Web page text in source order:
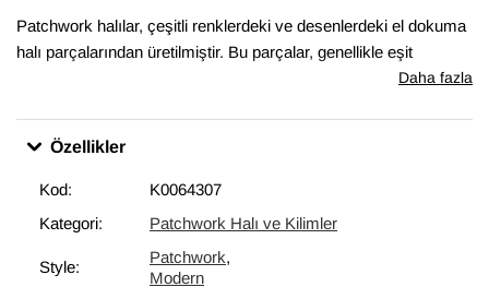
Patchwork halılar, çeşitli renklerdeki ve desenlerdeki el dokuma
halı parçalarından üretilmiştir. Bu parçalar, genellikle eşit
boyutlarda ve düzenli şekillerde kesilir ve sonra yan yana ve üst
patchwork halılar, evlerde ve ofislerde sıcak bir hava
yaratmakta, aynı zamanda odaların dekorasyonunda etkileyici
Daha fazla
Özellikler
Kod:
K0064307
Kategori:
Patchwork Halı ve Kilimler
Style:
Patchwork,
Modern